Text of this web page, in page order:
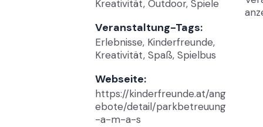
Kreativität, Outdoor, Spiele
Veranstaltung-Tags:
Erlebnisse, Kinderfreunde,
Kreativität, Spaß, Spielbus
Webseite:
https://kinderfreunde.at/ang
ebote/detail/parkbetreuung
-a-m-a-s